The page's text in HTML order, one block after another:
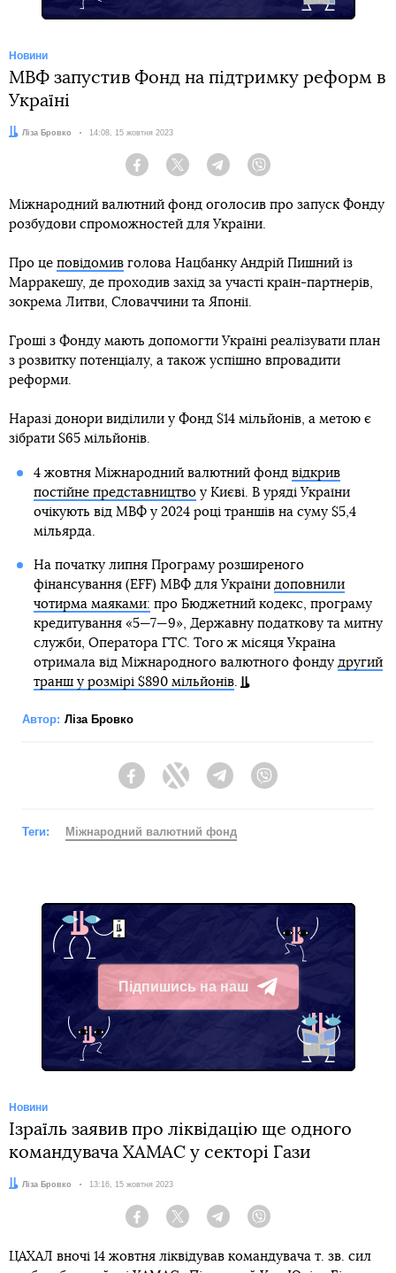
Новини
МВФ запустив Фонд на підтримку реформ в
Україні
Автор:
Ліза Бровко Дата:
14:08, 15 жовтня 2023
Facebook Twitter Telegram
Міжнародний валютний фонд оголосив про запуск Фонду
розбудови спроможностей для України.
Про це повідомив голова Нацбанку Андрій Пишний із
Марракешу, де проходив захід за участі країн-партнерів,
зокрема Литви, Словаччини та Японії.
Гроші з Фонду мають допомогти Україні реалізувати план
з розвитку потенціалу, а також успішно впровадити
реформи.
Наразі донори виділили у Фонд $14 мільйонів, а метою є
зібрати $65 мільйонів.
4 жовтня Міжнародний валютний фонд відкрив
постійне представництвоу Києві. В уряді України
очікують від МВФ у 2024 році траншів на суму $5,4
мільярда.
На початку липня Програму розширеного
фінансування (EFF) МВФ для України доповнили
чотирма маяками: про Бюджетний кодекс, програму
кредитування «5—7—9», Державну податкову та митну
служби, Оператора ГТС. Того ж місяця Україна
отримала від Міжнародного валютного фонду другий
транш у розмірі $890 мільйонів.
Автор: Ліза Бровко
FacebookTwitter Telegram
Теги: Міжнародний валютний фонд
Підпишись на наш
Telegram
Новини
Ізраїль заявив про ліквідацію ще одного
командувача ХАМАС у секторі Гази
Автор:
Ліза Бровко Дата:
13:16, 15 жовтня 2023
Facebook Twitter Telegram
ЦАХАЛ вночі 14 жовтня ліквідував командувача т. зв. сил